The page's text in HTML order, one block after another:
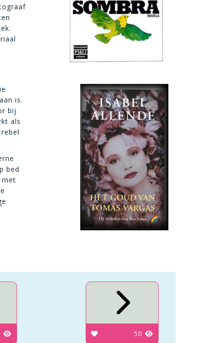
is.
bij
als
bed
met
50